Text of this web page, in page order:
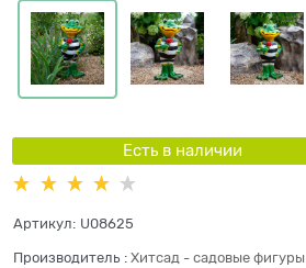
Есть в наличии
Артикул: U08625
Производитель : Хитсад - садовые фигуры